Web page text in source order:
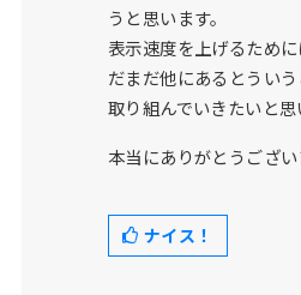
うと思います。
表示速度を上げるため
だまだ他にあるとうい
取り組んでいきたいと思
本当にありがとうござい
ナイス！